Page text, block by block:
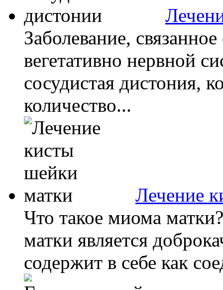
Заболевание,
вегетативно нервной
сосудистая дистония,
количество...
Лечение
Что такое миома
матки является
содержит в себе как